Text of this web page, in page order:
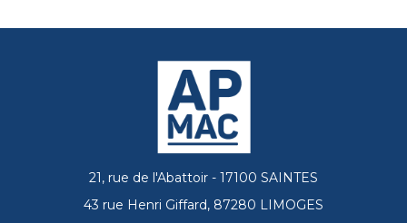
21, rue de l'Abattoir - 17100 SAINTES
43 rue Henri Giffard, 87280 LIMOGES